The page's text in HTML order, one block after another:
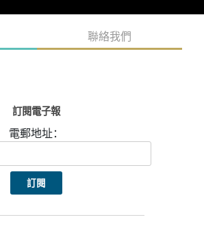
聯絡我們
訂閱電子報
電郵地址：